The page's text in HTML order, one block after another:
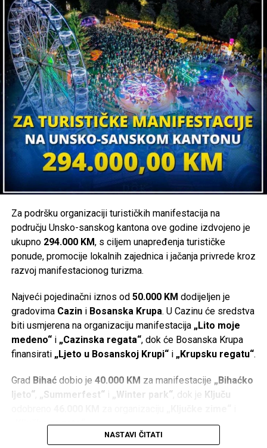
Za podršku organizaciji turističkih manifestacija na
području Unsko-sanskog kantona ove godine izdvojeno je
ukupno 294.000 KM, s ciljem unapređenja turističke
ponude, promocije lokalnih zajednica i jačanja privrede kroz
razvoj manifestacionog turizma.
Najveći pojedinačni iznos od 50.000 KM dodijeljen je
gradovima Cazini Bosanska Krupa. U Cazinu će sredstva
biti usmjerena na organizaciju manifestacija „Lito moje
medeno“i „Cazinska regata“, dok će Bosanska Krupa
finansirati „Ljeto u Bosanskoj Krupi“i „Krupsku regatu“.
Grad Bihaćdobio je 40.000 KM za manifestacije „Bihaćko
ljeto“, „Summerfest“i „Winter park“, dok je Ključu
„Ključke regate“.
NASTAVI ČITATI